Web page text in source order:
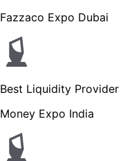
Fazzaco Expo Dubai
Best Liquidity Provider
Money Expo India